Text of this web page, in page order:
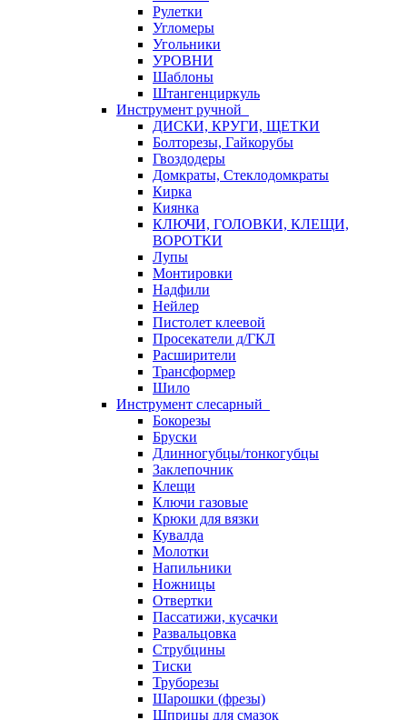
Рулетки
Угломеры
Угольники
УРОВНИ
Шаблоны
Штангенциркуль
Инструмент ручной
ДИСКИ, КРУГИ, ЩЕТКИ
Болторезы, Гайкорубы
Гвоздодеры
Домкраты, Стеклодомкраты
Кирка
Киянка
КЛЮЧИ, ГОЛОВКИ, КЛЕЩИ,
ВОРОТКИ
Лупы
Монтировки
Надфили
Нейлер
Пистолет клеевой
Просекатели д/ГКЛ
Расширители
Трансформер
Шило
Инструмент слесарный
Бокорезы
Бруски
Длинногубцы/тонкогубцы
Заклепочник
Клещи
Ключи газовые
Крюки для вязки
Кувалда
Молотки
Напильники
Ножницы
Отвертки
Пассатижи, кусачки
Развальцовка
Струбцины
Тиски
Труборезы
Шарошки (фрезы)
Шприцы для смазок